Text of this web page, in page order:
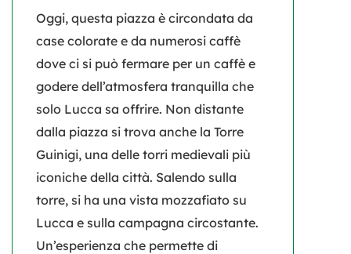
Oggi, questa piazza è circondata da
case colorate e da numerosi caffè
dove ci si può fermare per un caffè e
godere dell’atmosfera tranquilla che
solo Lucca sa offrire. Non distante
dalla piazza si trova anche la Torre
Guinigi, una delle torri medievali più
iconiche della città. Salendo sulla
torre, si ha una vista mozzafiato su
Lucca e sulla campagna circostante.
Un’esperienza che permette di